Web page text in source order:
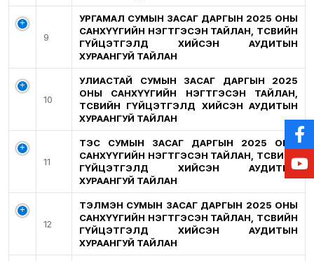
9
УРГАМАЛ СУМЫН ЗАСАГ ДАРГЫН 2025 ОНЫ
САНХҮҮГИЙН НЭГТГЭСЭН ТАЙЛАН, ТӨСВИЙН
ГҮЙЦЭТГЭЛД ХИЙСЭН АУДИТЫН
ХУРААНГУЙ ТАЙЛАН
10
УЛИАСТАЙ СУМЫН ЗАСАГ ДАРГЫН 2025
ОНЫ САНХҮҮГИЙН НЭГТГЭСЭН ТАЙЛАН,
ТӨСВИЙН ГҮЙЦЭТГЭЛД ХИЙСЭН АУДИТЫН
ХУРААНГУЙ ТАЙЛАН
11
ТЭС СУМЫН ЗАСАГ ДАРГЫН 2025 ОНЫ
САНХҮҮГИЙН НЭГТГЭСЭН ТАЙЛАН, ТӨСВИЙН
ГҮЙЦЭТГЭЛД ХИЙСЭН АУДИТЫН
ХУРААНГУЙ ТАЙЛАН
12
ТЭЛМЭН СУМЫН ЗАСАГ ДАРГЫН 2025 ОНЫ
САНХҮҮГИЙН НЭГТГЭСЭН ТАЙЛАН, ТӨСВИЙН
ГҮЙЦЭТГЭЛД ХИЙСЭН АУДИТЫН
ХУРААНГУЙ ТАЙЛАН